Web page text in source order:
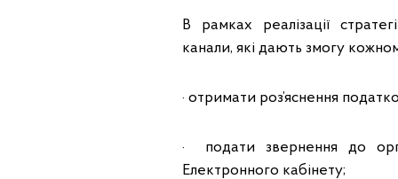
В рамках реалізації
канали, які дають змогу
· отримати роз’яснення
· подати звернення до
Електронного кабінету;